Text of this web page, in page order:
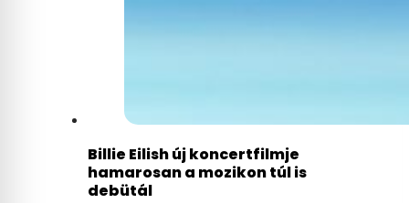
Billie Eilish új koncertfilmje
hamarosan a mozikon túl is
debütál